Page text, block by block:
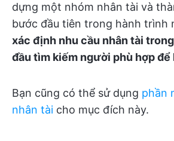
dựng một nhóm nhân tài và
bước đầu tiên trong hành trình
xác định nhu cầu nhân tài
đầu tìm kiếm người phù hợp để
Bạn cũng có thể sử dụng phần
nhân tài cho mục đích này.